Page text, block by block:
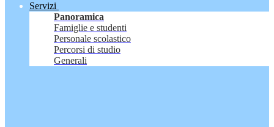
Servizi
Panoramica
Famiglie e studenti
Personale scolastico
Percorsi di studio
Generali